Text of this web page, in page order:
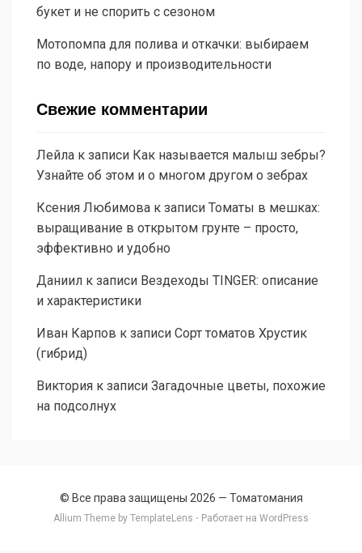
букет и не спорить с сезоном
Мотопомпа для полива и откачки: выбираем
по воде, напору и производительности
Свежие комментарии
Лейла к записи Как называется малыш зебры?
Узнайте об этом и о многом другом о зебрах
Ксения Любимова к записи Томаты в мешках:
выращивание в открытом грунте – просто,
эффективно и удобно
Даниил к записи Вездеходы TINGER: описание
и характеристики
Иван Карпов к записи Сорт томатов Хрустик
(гибрид)
Виктория к записи Загадочные цветы, похожие
на подсолнух
© Все права защищены 2026 — Томатомания
Allium Theme by TemplateLens ⋅ Работает на WordPress